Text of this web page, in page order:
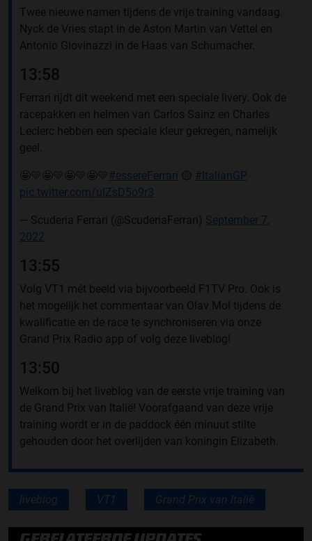
Twee nieuwe namen tijdens de vrije training vandaag.
Nyck de Vries stapt in de Aston Martin van Vettel en
Antonio Giovinazzi in de Haas van Schumacher.
13:58
Ferrari rijdt dit weekend met een speciale livery. Ook de
racepakken en helmen van Carlos Sainz en Charles
Leclerc hebben een speciale kleur gekregen, namelijk
geel.
🤩💛🤩💛🤩💛🤩💛#essereFerrari 🟡 #ItalianGP
pic.twitter.com/ulZsD5o9r3
— Scuderia Ferrari (@ScuderiaFerrari) September 7,
2022
13:55
Volg VT1 mét beeld via bijvoorbeeld F1TV Pro. Ook is
het mogelijk het commentaar van Olav Mol tijdens de
kwalificatie en de race te synchroniseren via onze
Grand Prix Radio app of volg deze liveblog!
13:50
Welkom bij het liveblog van de eerste vrije training van
de Grand Prix van Italië! Voorafgaand van deze vrije
training wordt er in de paddock één minuut stilte
gehouden door het overlijden van koningin Elizabeth.
liveblog VT1 Grand Prix van Italië